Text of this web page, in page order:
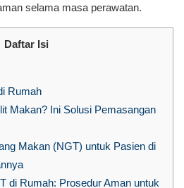
selama masa perawatan.
Daftar Isi
Rumah
Makan? Ini Solusi Pemasangan
Makan (NGT) untuk Pasien di
di Rumah: Prosedur Aman untuk